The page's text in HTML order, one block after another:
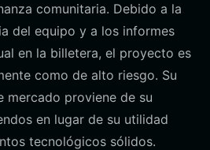
comunitaria. Debido a la
del equipo y a los informes
en la billetera, el proyecto es
como de alto riesgo. Su
mercado proviene de su
en lugar de su utilidad
tecnológicos sólidos.